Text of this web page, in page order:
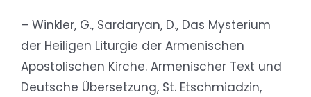
– Winkler, G., Sardaryan, D., Das Mysterium
der Heiligen Liturgie der Armenischen
Apostolischen Kirche. Armenischer Text und
Deutsche Übersetzung, St. Etschmiadzin,